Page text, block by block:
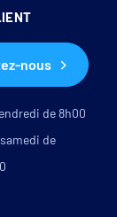
nous
de 8h00
de